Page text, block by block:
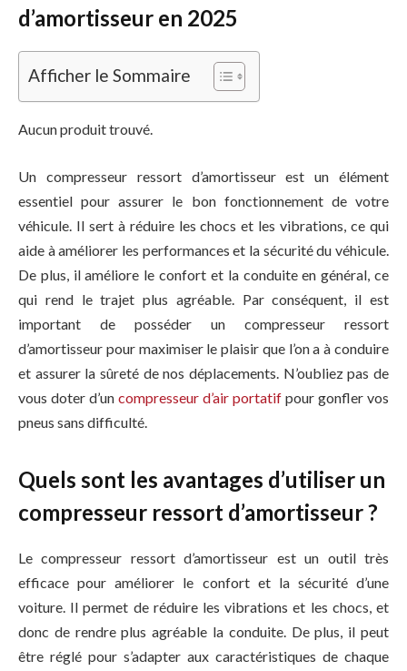
d’amortisseur en 2025
Afficher le Sommaire
Aucun produit trouvé.
Un compresseur ressort d’amortisseur est un élément
essentiel pour assurer le bon fonctionnement de votre
véhicule. Il sert à réduire les chocs et les vibrations, ce qui
aide à améliorer les performances et la sécurité du véhicule.
De plus, il améliore le confort et la conduite en général, ce
qui rend le trajet plus agréable. Par conséquent, il est
important de posséder un compresseur ressort
d’amortisseur pour maximiser le plaisir que l’on a à conduire
et assurer la sûreté de nos déplacements. N’oubliez pas de
vous doter d’un compresseur d’air portatif pour gonfler vos
pneus sans difficulté.
Quels sont les avantages d’utiliser un
compresseur ressort d’amortisseur ?
Le compresseur ressort d’amortisseur est un outil très
efficace pour améliorer le confort et la sécurité d’une
voiture. Il permet de réduire les vibrations et les chocs, et
donc de rendre plus agréable la conduite. De plus, il peut
être réglé pour s’adapter aux caractéristiques de chaque